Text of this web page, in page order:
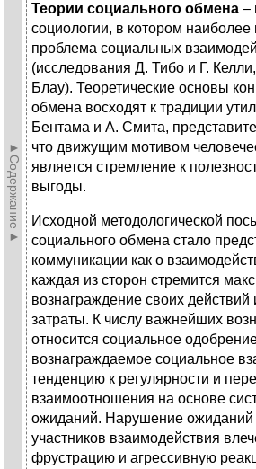
►Содержание►
Теории социального обмена –
социологии, в котором наиболее
проблема социальных
(исследования Д. Тибо и Г.
Блау). Теоретические основы
обмена восходят к традиции
Бентама и А. Смита,
что движущим мотивом
является стремление к
выгоды.
Исходной методологической
социального обмена стало
коммуникации как о
каждая из сторон стремится
вознаграждение своих
затраты. К числу важнейших
относится социальное
вознаграждаемое социальное
тенденцию к регулярности и
взаимоотношения на основе
ожиданий. Нарушение ожиданий
участников взаимодействия
фрустрацию и агрессивную